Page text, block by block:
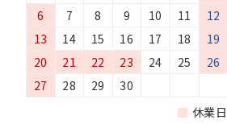
6
7 8 9 10 11
12
13
14 15 16 17 18
19
20
21 22 23 24 25
26
27
28 29
30
休業日